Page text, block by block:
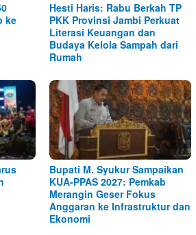
ke
Hesti Haris: Rabu Berkah TP
PKK Provinsi Jambi Perkuat
Literasi Keuangan dan
Budaya Kelola Sampah dari
Rumah
Bupati M. Syukur Sampaikan
KUA-PPAS 2027: Pemkab
Merangin Geser Fokus
Anggaran ke Infrastruktur dan
Ekonomi